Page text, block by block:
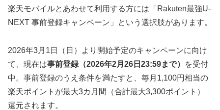
楽天モバイルとあわせて利用する方には「Rakuten最強U-
NEXT 事前登録キャンペーン」という選択肢があります。
2026年3月1日（日）より開始予定のキャンペーンに向け
て、現在は事前登録（2026年2月26日23:59まで）
を受付
中。事前登録のうえ条件を満たすと、毎月1,100円相当の
楽天ポイントが最大3カ月間（合計最大3,300ポイント）
還元されます。